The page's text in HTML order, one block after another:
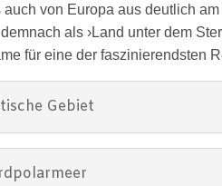
auch von Europa aus deutlich
als ›Land unter dem
für eine der faszinierendsten
Gebiet